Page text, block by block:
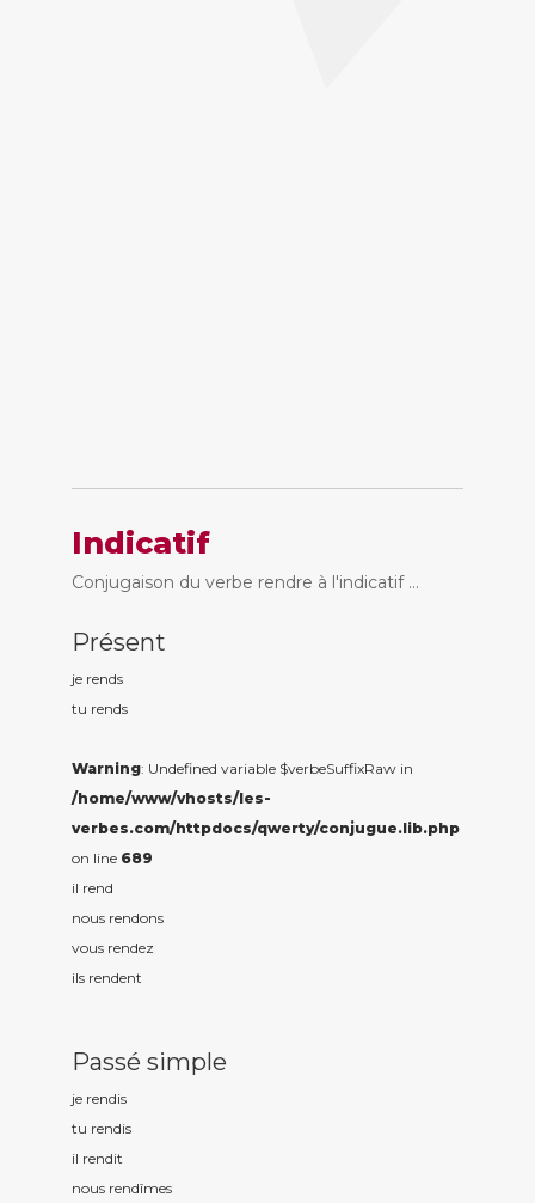
Indicatif
Conjugaison du verbe rendre à l'indicatif ...
Présent
je rends
tu rends
Warning: Undefined variable $verbeSuffixRaw in
/home/www/vhosts/les-
verbes.com/httpdocs/qwerty/conjugue.lib.php
on line 689
il rend
nous rendons
vous rendez
ils rendent
Passé simple
je rendis
tu rendis
il rendit
nous rendîmes